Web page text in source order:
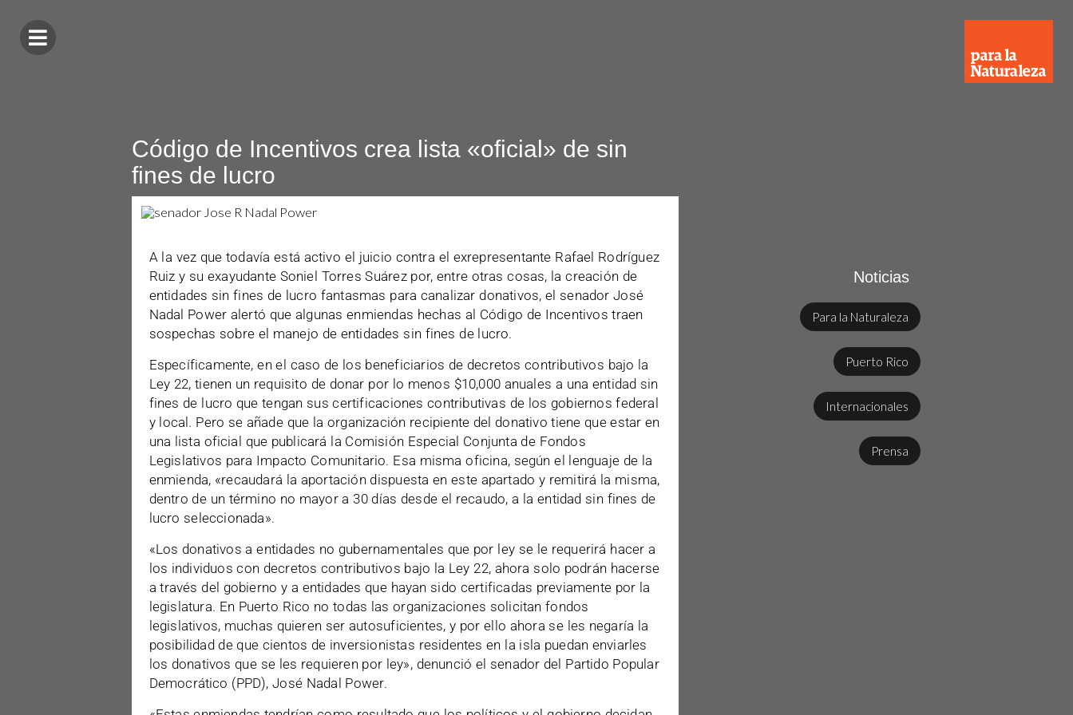
Código de Incentivos crea lista «oficial» de sin
fines de lucro
A la vez que todavía está activo el juicio contra el exrepresentante Rafael Rodríguez
Ruiz y su exayudante Soniel Torres Suárez por, entre otras cosas, la creación de
entidades sin fines de lucro fantasmas para canalizar donativos, el senador José
Nadal Power alertó que algunas enmiendas hechas al Código de Incentivos traen
sospechas sobre el manejo de entidades sin fines de lucro.
Específicamente, en el caso de los beneficiarios de decretos contributivos bajo la
Ley 22, tienen un requisito de donar por lo menos $10,000 anuales a una entidad sin
fines de lucro que tengan sus certificaciones contributivas de los gobiernos federal
y local. Pero se añade que la organización recipiente del donativo tiene que estar en
una lista oficial que publicará la Comisión Especial Conjunta de Fondos
Legislativos para Impacto Comunitario. Esa misma oficina, según el lenguaje de la
enmienda, «recaudará la aportación dispuesta en este apartado y remitirá la misma,
dentro de un término no mayor a 30 días desde el recaudo, a la entidad sin fines de
lucro seleccionada».
«Los donativos a entidades no gubernamentales que por ley se le requerirá hacer a
los individuos con decretos contributivos bajo la Ley 22, ahora solo podrán hacerse
a través del gobierno y a entidades que hayan sido certificadas previamente por la
legislatura. En Puerto Rico no todas las organizaciones solicitan fondos
legislativos, muchas quieren ser autosuficientes, y por ello ahora se les negaría la
posibilidad de que cientos de inversionistas residentes en la isla puedan enviarles
los donativos que se les requieren por ley», denunció el senador del Partido Popular
Democrático (PPD), José Nadal Power.
Noticias
Para la Naturaleza
Puerto Rico
Internacionales
Prensa